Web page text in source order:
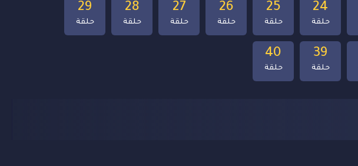
40
حلقة
39
حلقة
29
حلقة
28
حلقة
27
حلقة
26
حلقة
25
حلقة
24
حلقة